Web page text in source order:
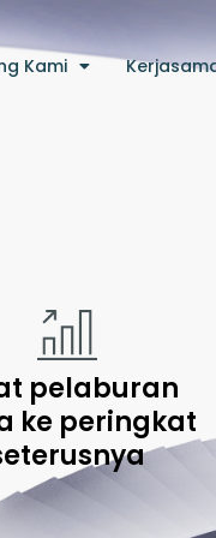
Kami
pelaburan
ke peringkat